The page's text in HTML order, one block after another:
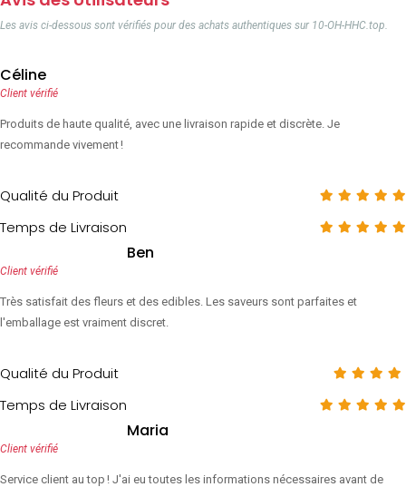
Les avis ci-dessous sont vérifiés pour des achats authentiques sur 10-OH-HHC.top.
Céline
Client vérifié
Produits de haute qualité, avec une livraison rapide et discrète. Je
recommande vivement !
Qualité du Produit
Temps de Livraison
Ben
Client vérifié
Très satisfait des fleurs et des edibles. Les saveurs sont parfaites et
l'emballage est vraiment discret.
Qualité du Produit
Temps de Livraison
Maria
Client vérifié
Service client au top ! J'ai eu toutes les informations nécessaires avant de